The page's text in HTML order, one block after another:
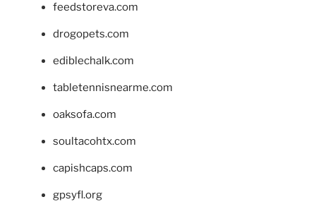
feedstoreva.com
drogopets.com
ediblechalk.com
tabletennisnearme.com
oaksofa.com
soultacohtx.com
capishcaps.com
gpsyfl.org